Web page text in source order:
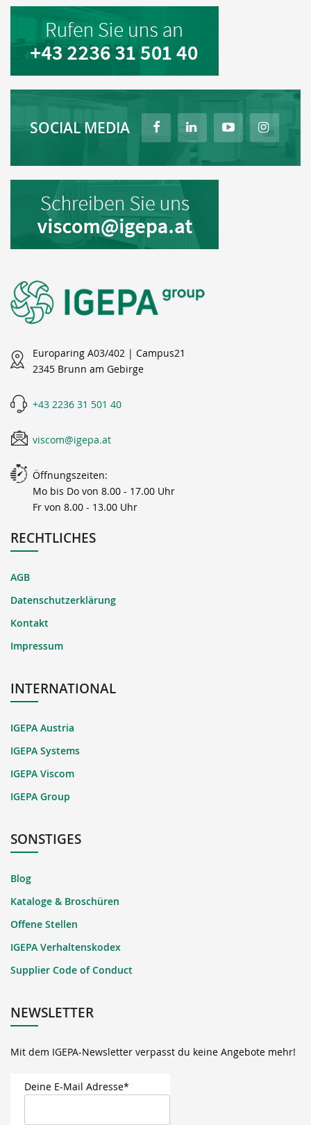
SOCIAL MEDIA
Europaring A03/402 | Campus21
2345 Brunn am Gebirge
+43 2236 31 501 40
viscom@igepa.at
Öffnungszeiten:
Mo bis Do von 8.00 - 17.00 Uhr
Fr von 8.00 - 13.00 Uhr
RECHTLICHES
AGB
Datenschutzerklärung
Kontakt
Impressum
INTERNATIONAL
IGEPA Austria
IGEPA Systems
IGEPA Viscom
IGEPA Group
SONSTIGES
Blog
Kataloge & Broschüren
Offene Stellen
IGEPA Verhaltenskodex
Supplier Code of Conduct
NEWSLETTER
Mit dem IGEPA-Newsletter verpasst du keine Angebote mehr!
Deine E-Mail Adresse*